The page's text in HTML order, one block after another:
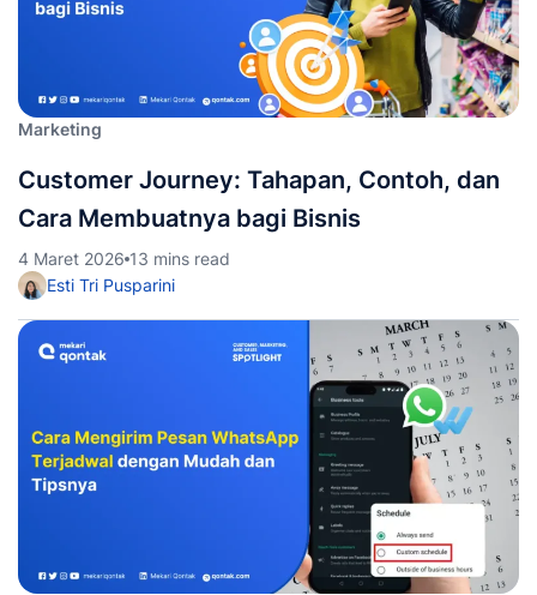
Marketing
Customer Journey: Tahapan, Contoh, dan
Cara Membuatnya bagi Bisnis
4 Maret 2026 13 mins read
Esti Tri Pusparini